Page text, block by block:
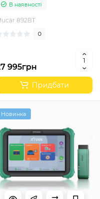
В наявності
892BT
0
995грн
Придбати
Новинка